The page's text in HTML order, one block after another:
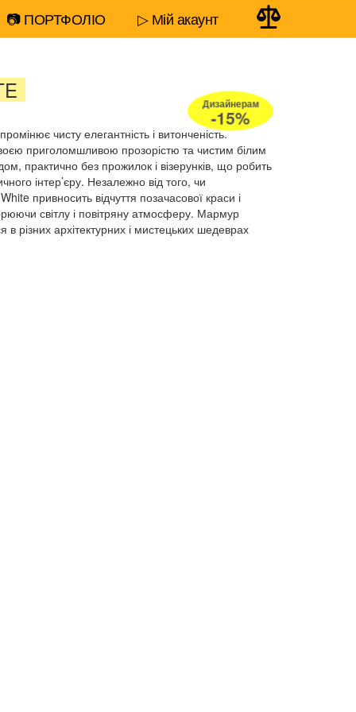
📷 ПОРТФОЛІО ▷ Мій акаунт
чисту елегантність і витонченість.
приголомшливою прозорістю та чистим білим
практично без прожилок і візерунків, що робить
інтер’єру. Незалежно від того, чи
привносить відчуття позачасової краси і
світлу і повітряну атмосферу. Мармур
різних архітектурних і мистецьких шедеврах
Дизайнерам
-15%